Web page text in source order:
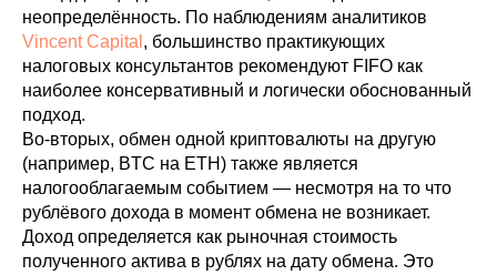
неопределённость. По наблюдениям аналитиков
Vincent Capital , большинство практикующих
налоговых консультантов рекомендуют FIFO как
наиболее консервативный и логически обоснованный
подход.
Во-вторых, обмен одной криптовалюты на другую
(например, BTC на ETH) также является
налогооблагаемым событием — несмотря на то что
рублёвого дохода в момент обмена не возникает.
Доход определяется как рыночная стоимость
полученного актива в рублях на дату обмена. Это